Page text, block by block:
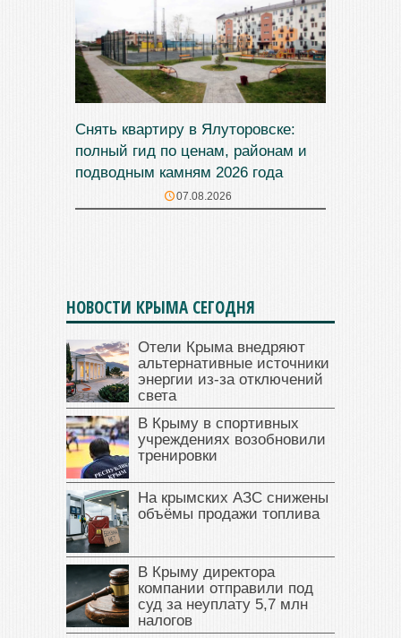
Снять квартиру в Ялуторовске:
полный гид по ценам, районам и
подводным камням 2026 года
07.08.2026
НОВОСТИ КРЫМА СЕГОДНЯ
Отели Крыма внедряют
альтернативные источники
энергии из-за отключений
света
В Крыму в спортивных
учреждениях возобновили
тренировки
На крымских АЗС снижены
объёмы продажи топлива
В Крыму директора
компании отправили под
суд за неуплату 5,7 млн
налогов